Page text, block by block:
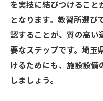
を実技に結びつけること
となります。教習所選び
認することが、質の高い
要なステップです。埼玉
けるためにも、施設設備
しましょう。